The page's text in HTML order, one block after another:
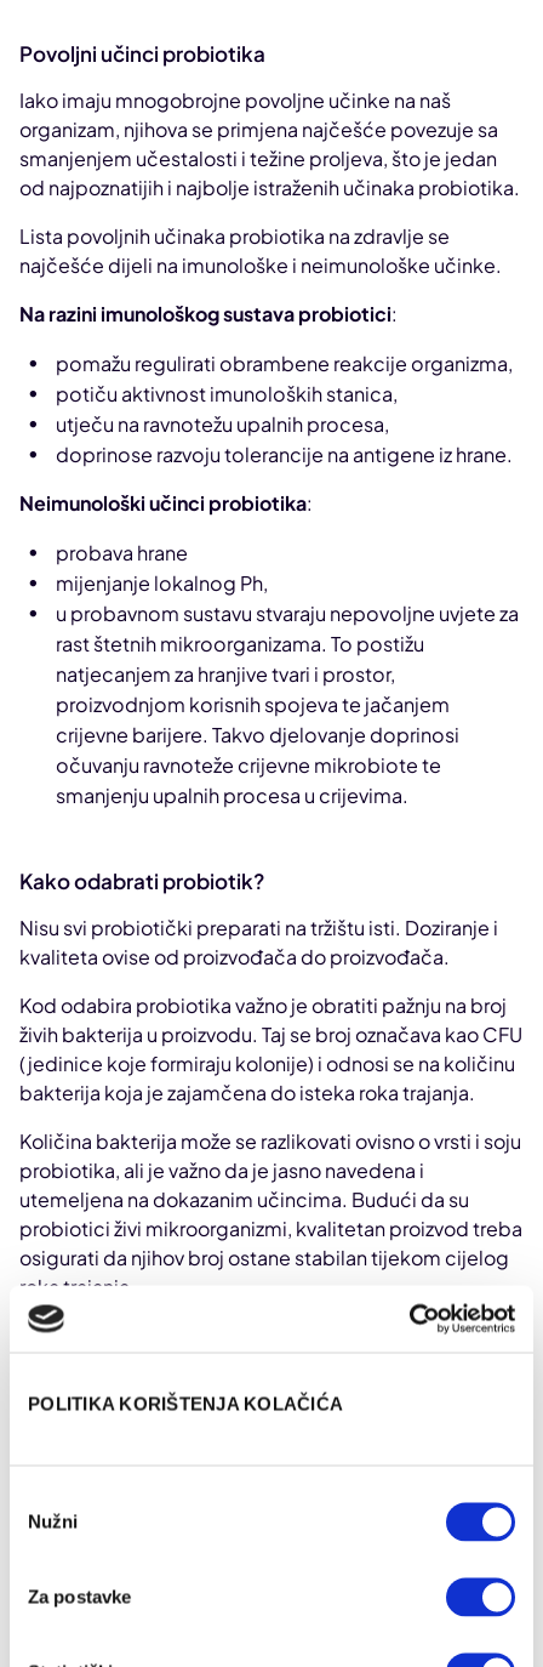
POLITIKA KORIŠTENJA KOLAČIĆA
pristanka
Nužni
Za postavke
Povoljni učinci probiotika
Iako imaju mnogobrojne povoljne učinke na naš
organizam, njihova se primjena najčešće povezuje sa
smanjenjem učestalosti i težine proljeva, što je jedan
od najpoznatijih i najbolje istraženih učinaka probiotika.
Lista povoljnih učinaka probiotika na zdravlje se
najčešće dijeli na imunološke i neimunološke učinke.
Na razini imunološkog sustava probiotici:
pomažu regulirati obrambene reakcije organizma,
potiču aktivnost imunoloških stanica,
utječu na ravnotežu upalnih procesa,
doprinose razvoju tolerancije na antigene iz hrane.
Neimunološki učinci probiotika:
probava hrane
mijenjanje lokalnog Ph,
u probavnom sustavu stvaraju nepovoljne uvjete za
rast štetnih mikroorganizama. To postižu
natjecanjem za hranjive tvari i prostor,
proizvodnjom korisnih spojeva te jačanjem
crijevne barijere. Takvo djelovanje doprinosi
očuvanju ravnoteže crijevne mikrobiote te
smanjenju upalnih procesa u crijevima.
Kako odabrati probiotik?
Nisu svi probiotički preparati na tržištu isti. Doziranje i
kvaliteta ovise od proizvođača do proizvođača.
Kod odabira probiotika važno je obratiti pažnju na broj
živih bakterija u proizvodu. Taj se broj označava kao CFU
(jedinice koje formiraju kolonije) i odnosi se na količinu
bakterija koja je zajamčena do isteka roka trajanja.
Količina bakterija može se razlikovati ovisno o vrsti i soju
probiotika, ali je važno da je jasno navedena i
utemeljena na dokazanim učincima. Budući da su
probiotici živi mikroorganizmi, kvalitetan proizvod treba
osigurati da njihov broj ostane stabilan tijekom cijelog
roka trajanja.
Kako se označavaju probiotici?
, primjerice Lactobacillus casei DN-114 001 ili
Lactobacillus rhamnosus GG, poznat kao LGG
Precizno označavanje pojedinog soja je važno jer